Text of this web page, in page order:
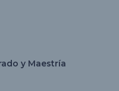
y Maestría